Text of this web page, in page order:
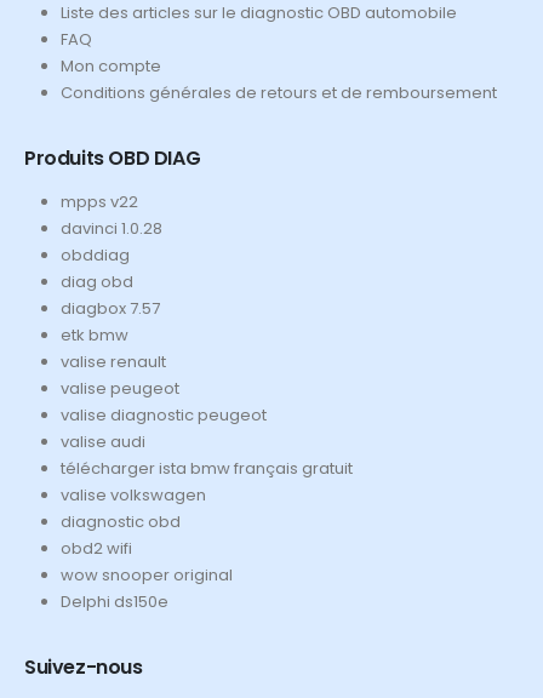
Liste des articles sur le diagnostic OBD automobile
FAQ
Mon compte
Conditions générales de retours et de remboursement
Produits OBD DIAG
mpps v22
davinci 1.0.28
obddiag
diag obd
diagbox 7.57
etk bmw
valise renault
valise peugeot
valise diagnostic peugeot
valise audi
télécharger ista bmw français gratuit
valise volkswagen
diagnostic obd
obd2 wifi
wow snooper original
Delphi ds150e
Suivez-nous